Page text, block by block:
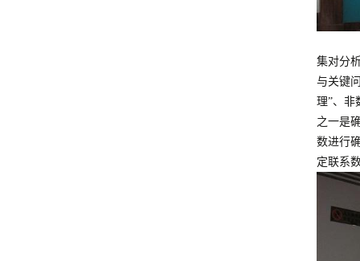
集对分
与关键
理”、非
之一是
数进行
定联系